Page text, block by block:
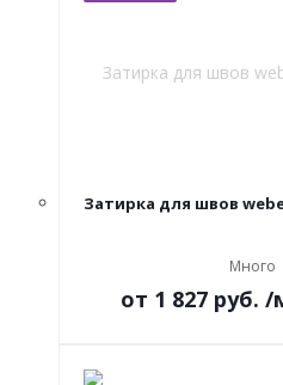
Затирка для швов
Много
от 1 827 руб. /